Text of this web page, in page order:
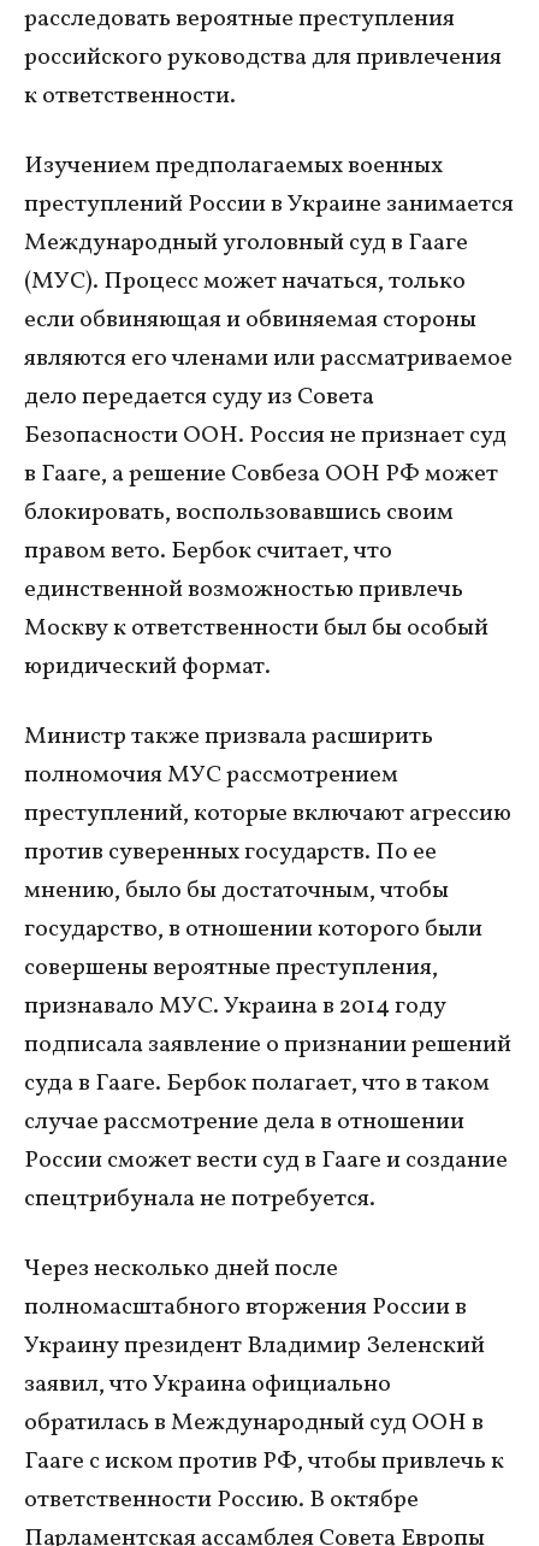
расследовать вероятные преступления
российского руководства для привлечения
к ответственности.
Изучением предполагаемых военных
преступлений России в Украине занимается
Международный уголовный суд в Гааге
(МУС). Процесс может начаться, только
если обвиняющая и обвиняемая стороны
являются его членами или рассматриваемое
дело передается суду из Совета
Безопасности ООН. Россия не признает суд
в Гааге, а решение Совбеза ООН РФ может
блокировать, воспользовавшись своим
правом вето. Бербок считает, что
единственной возможностью привлечь
Москву к ответственности был бы особый
юридический формат.
Министр также призвала расширить
полномочия МУС рассмотрением
преступлений, которые включают агрессию
против суверенных государств. По ее
мнению, было бы достаточным, чтобы
государство, в отношении которого были
совершены вероятные преступления,
признавало МУС. Украина в 2014 году
подписала заявление о признании решений
суда в Гааге. Бербок полагает, что в таком
случае рассмотрение дела в отношении
России сможет вести суд в Гааге и создание
спецтрибунала не потребуется.
Через несколько дней после
полномасштабного вторжения России в
Украину президент Владимир Зеленский
заявил, что Украина официально
обратилась в Международный суд ООН в
Гааге с иском против РФ, чтобы привлечь к
ответственности Россию. В октябре
Парламентская ассамблея Совета Европы